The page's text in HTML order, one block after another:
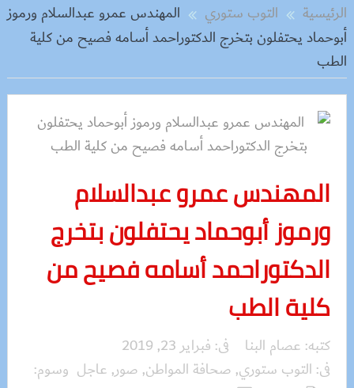
الرئيسية التوب ستوري
المهندس عمرو عبدالسلام ورموز
أبوحماد يحتفلون بتخرج الدكتوراحمد أسامه فصيح من كلية
الطب
المهندس عمرو عبدالسلام
ورموز أبوحماد يحتفلون بتخرج
الدكتوراحمد أسامه فصيح من
كلية الطب
كتبه: عصام البنا فى: فبراير 23, 2019
فى: التوب ستوري, صحافة المواطن, صور, عاجل وسوم: